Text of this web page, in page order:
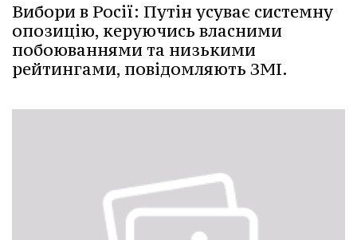
Вибори в Росії: Путін усуває системну
опозицію, керуючись власними
побоюваннями та низькими
рейтингами, повідомляють ЗМІ.